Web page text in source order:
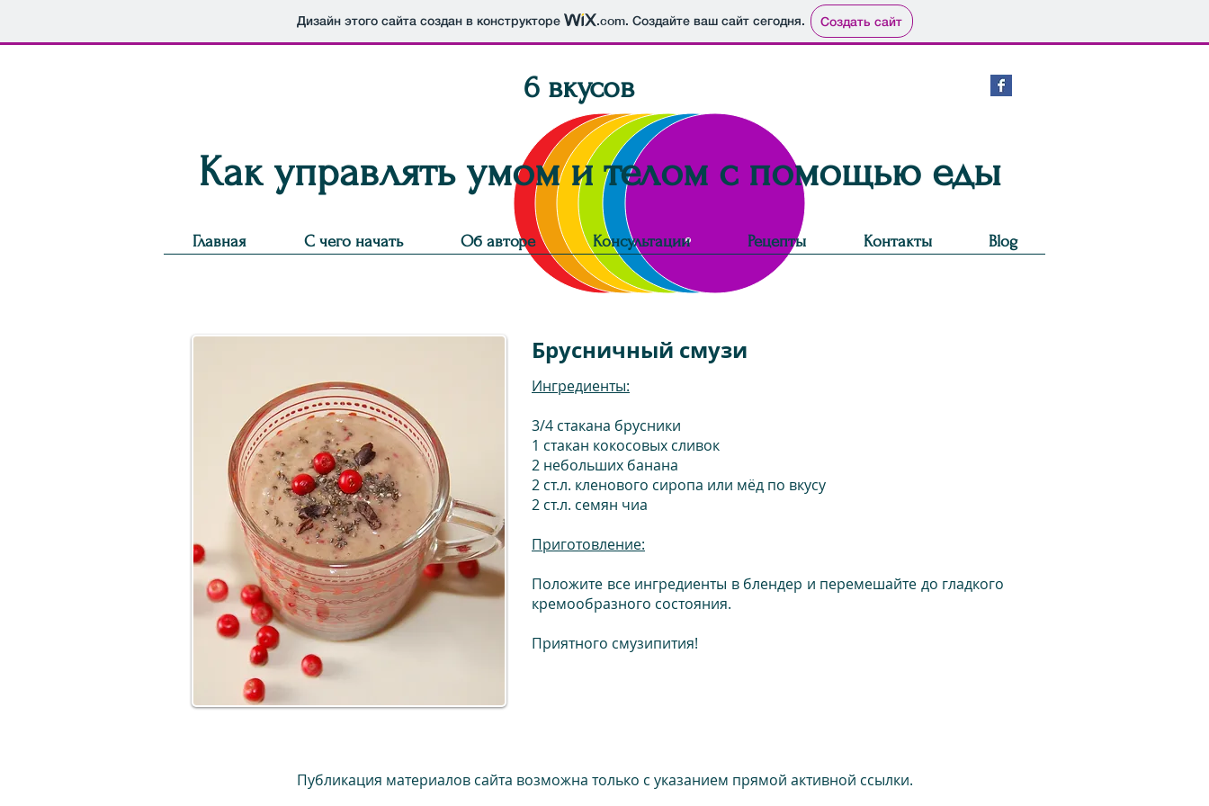
Дизайн этого сайта создан в конструкторе .com. Создайте ваш сайт сегодня. Создать сайт
6 вкусов
Как управлять умом и телом с помощью еды
Главная С чего начать Об авторе Консультации Рецепты Контакты Blog
Брусничный смузи
Ингредиенты:
3/4 стакана брусники
1 стакан кокосовых сливок
2 небольших банана
2 ст.л. кленового сиропа или мёд по вкусу
2 ст.л. семян чиа
Приготовление:
Положите все ингредиенты в блендер и перемешайте до гладкого
кремообразного состояния.
Приятного смузипития!
Публикация материалов сайта возможна только с указанием прямой активной ссылки.